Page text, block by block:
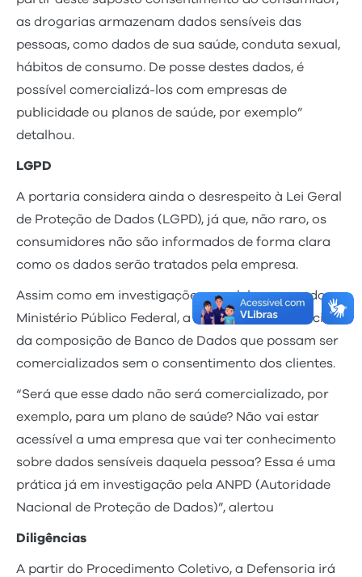
as drogarias armazenam dados sensíveis das
pessoas, como dados de sua saúde, conduta sexual,
hábitos de consumo. De posse destes dados, é
possível comercializá-los com empresas de
publicidade ou planos de saúde, por exemplo”
detalhou.
LGPD
A portaria considera ainda o desrespeito à Lei Geral
de Proteção de Dados (LGPD), já que, não raro, os
consumidores não são informados de forma clara
como os dados serão tratados pela empresa.
Assim como em investigações paralelas, como do
Ministério Público Federal, a DPE-AM avalia indícios
da composição de Banco de Dados que possam ser
comercializados sem o consentimento dos clientes.
“Será que esse dado não será comercializado, por
exemplo, para um plano de saúde? Não vai estar
acessível a uma empresa que vai ter conhecimento
sobre dados sensíveis daquela pessoa? Essa é uma
prática já em investigação pela ANPD (Autoridade
Nacional de Proteção de Dados)”, alertou
Diligências
A partir do Procedimento Coletivo, a Defensoria irá